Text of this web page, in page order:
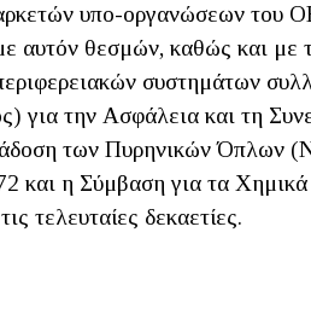
υπο-οργανώσεων του
αυτόν θεσμών, καθώς και με
συστημάτων
για την Ασφάλεια και τη
των Πυρηνικών Όπλων
και η Σύμβαση για τα
τελευταίες δεκαετίες.